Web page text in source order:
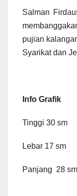
Salman
pujian
Syarikat dan
Info Grafik
Tinggi 30 sm
Lebar 17 sm
Panjang 28 sm